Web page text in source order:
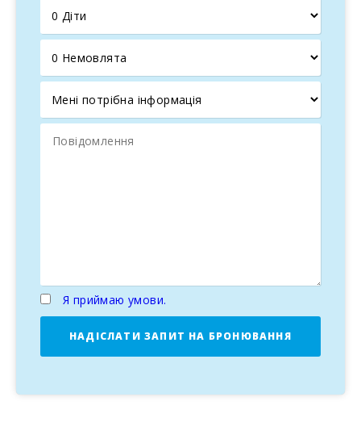
знаходиться тихий і чудовий пляж Кала Маршал (Cala
Marsal).
пляжу Кала Маршал і має приголомшливий вид на
басейн і сад. Поруч вся інфраструктура: аптека,
банкомат, супермаркет, сувенірний магазин,
парфумерія, ресторани і бари. У 500 метрах
острова по незабутнім бірюзовим бухтам. Для гравців в
гольф, всього в декількох км є гольф-клуб Валь-д′Ор.
Я приймаю умови.
НАДІСЛАТИ ЗАПИТ НА БРОНЮВАННЯ